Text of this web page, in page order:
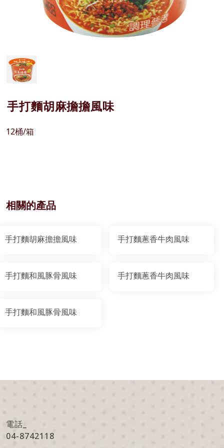
手打麵胡麻擔擔風味
12桶/箱
相關的產品
手打麵胡麻擔擔風味 手打麵蔥香牛肉風味
手打麵和風豚骨風味 手打麵蔥香牛肉風味
手打麵和風豚骨風味
電話_
04-8742118